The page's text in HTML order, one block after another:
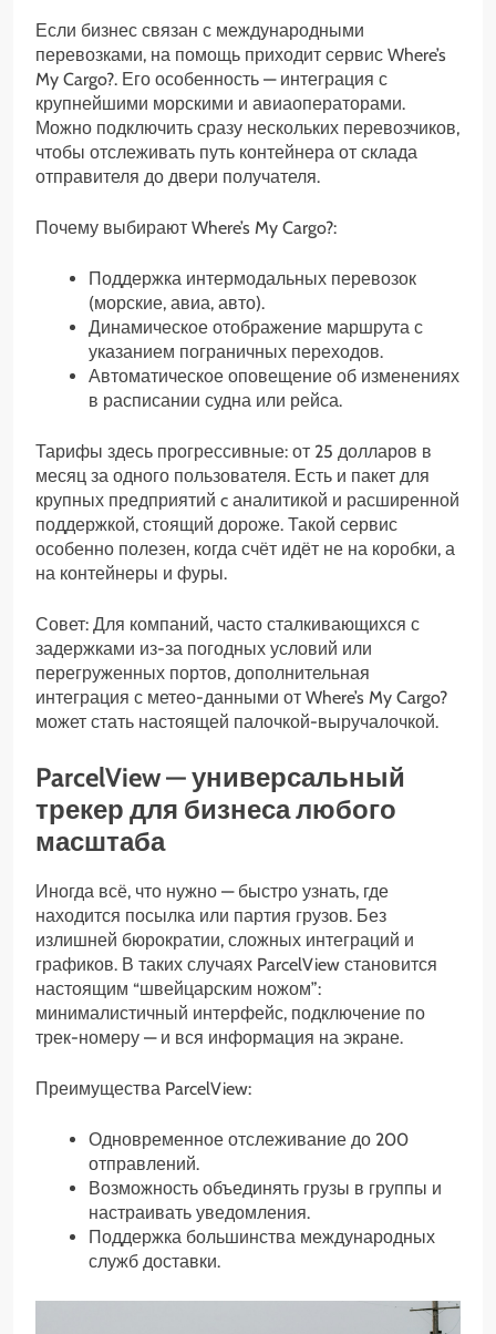
Если бизнес связан с международными
перевозками, на помощь приходит сервис Where’s
My Cargo?. Его особенность — интеграция с
крупнейшими морскими и авиаоператорами.
Можно подключить сразу нескольких перевозчиков,
чтобы отслеживать путь контейнера от склада
отправителя до двери получателя.
Почему выбирают Where’s My Cargo?:
Поддержка интермодальных перевозок
(морские, авиа, авто).
Динамическое отображение маршрута с
указанием пограничных переходов.
Автоматическое оповещение об изменениях
в расписании судна или рейса.
Тарифы здесь прогрессивные: от 25 долларов в
месяц за одного пользователя. Есть и пакет для
крупных предприятий c аналитикой и расширенной
поддержкой, стоящий дороже. Такой сервис
особенно полезен, когда счёт идёт не на коробки, а
на контейнеры и фуры.
Совет: Для компаний, часто сталкивающихся с
задержками из-за погодных условий или
перегруженных портов, дополнительная
интеграция с метео-данными от Where’s My Cargo?
может стать настоящей палочкой-выручалочкой.
ParcelView — универсальный
трекер для бизнеса любого
масштаба
Иногда всё, что нужно — быстро узнать, где
находится посылка или партия грузов. Без
излишней бюрократии, сложных интеграций и
графиков. В таких случаях ParcelView становится
настоящим “швейцарским ножом”:
минималистичный интерфейс, подключение по
трек-номеру — и вся информация на экране.
Преимущества ParcelView:
Одновременное отслеживание до 200
отправлений.
Возможность объединять грузы в группы и
настраивать уведомления.
Поддержка большинства международных
служб доставки.